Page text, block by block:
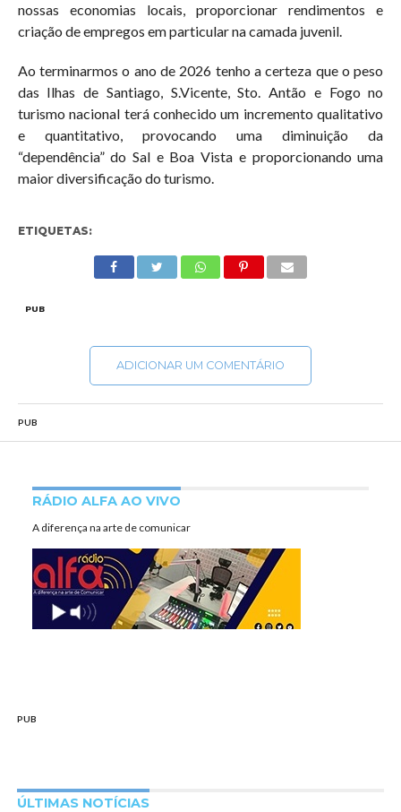
nossas economias locais, proporcionar rendimentos e
criação de empregos em particular na camada juvenil.
Ao terminarmos o ano de 2026 tenho a certeza que o peso
das Ilhas de Santiago, S.Vicente, Sto. Antão e Fogo no
turismo nacional terá conhecido um incremento qualitativo
e quantitativo, provocando uma diminuição da
“dependência” do Sal e Boa Vista e proporcionando uma
maior diversificação do turismo.
ETIQUETAS:
PUB
ADICIONAR UM COMENTÁRIO
PUB
RÁDIO ALFA AO VIVO
A diferença na arte de comunicar
PUB
ÚLTIMAS NOTÍCIAS